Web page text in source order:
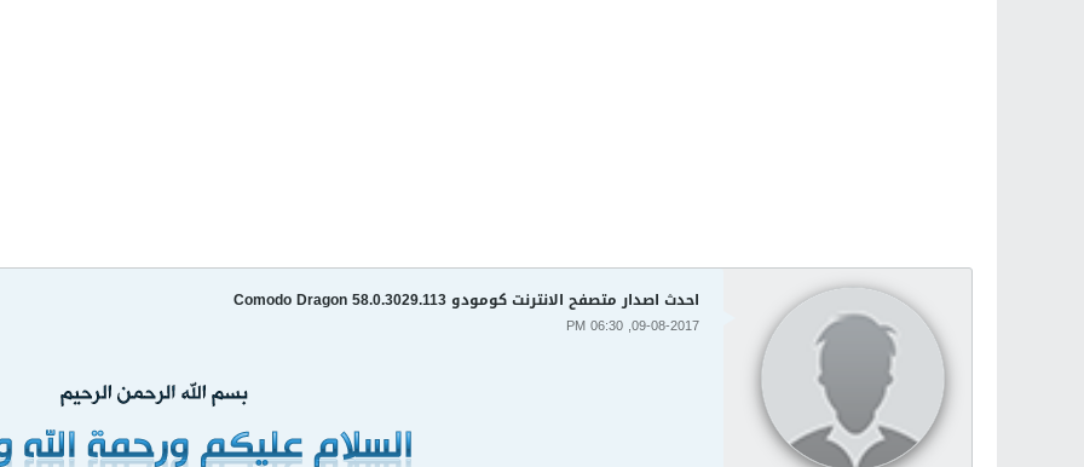
احدث اصدار متصفح الانترنت كومودو Comodo Dragon 58.0.3029.113
09-08-2017, 06:30 PM